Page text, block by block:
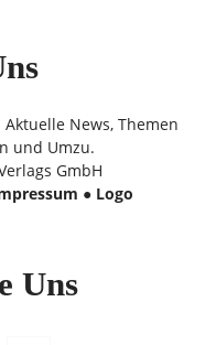
News, Themen
und Umzu.
GmbH
● Logo
Uns